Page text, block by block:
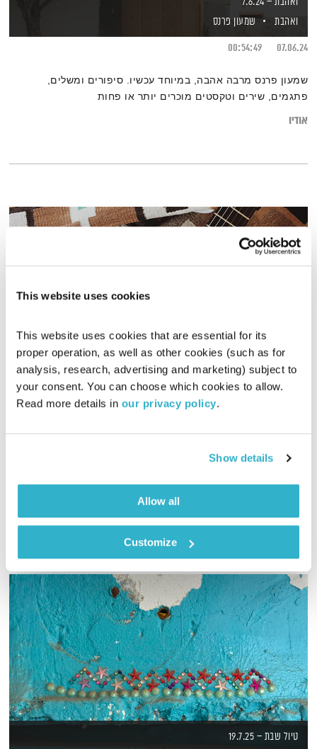
This website uses cookies
This website uses cookies that are essential for its
proper operation, as well as other cookies (such as for
analysis, research, advertising and marketing) subject to
your consent. You can choose which cookies to allow.
Read more details in our privacy policy.
Show details
Allow all
Customize
ואהבת
שמעון פרנס
07.06.24
00:54:49
שמעון פרנס מרבה אהבה, במיוחד עכשיו. סיפורים ומשלים,
פתגמים, שירים וטקסטים מוכרים יותר או פחות
אודיו
תרפיה במוסיקה
טיול שבת
מיכל גפן
תבל ונכנסת ישר ללב. והפעם – מוזיקה תרפויטית
אודיו
טיול שבת – 19.7.25